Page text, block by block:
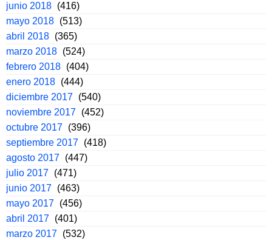
junio 2018 (416)
mayo 2018 (513)
abril 2018 (365)
marzo 2018 (524)
febrero 2018 (404)
enero 2018 (444)
diciembre 2017 (540)
noviembre 2017 (452)
octubre 2017 (396)
septiembre 2017 (418)
agosto 2017 (447)
julio 2017 (471)
junio 2017 (463)
mayo 2017 (456)
abril 2017 (401)
marzo 2017 (532)